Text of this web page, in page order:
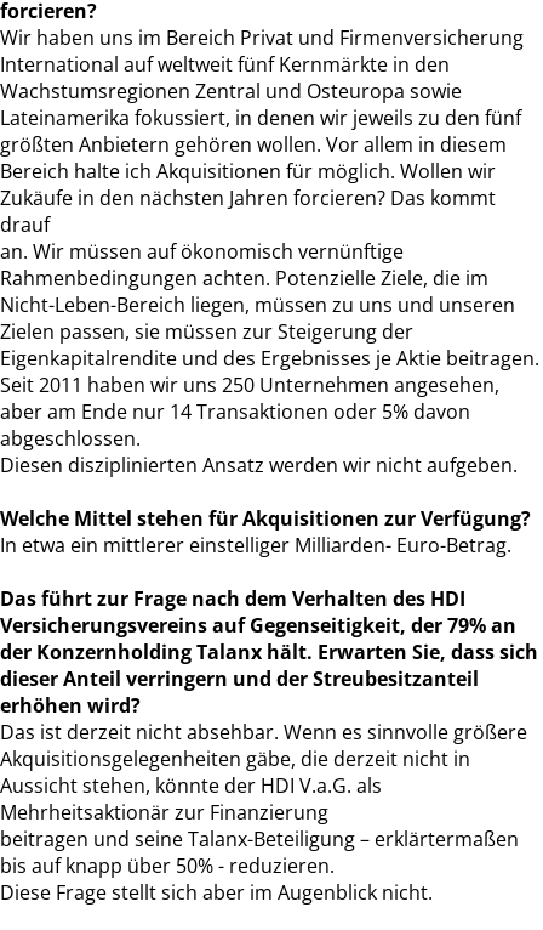
forcieren?
Wir haben uns im Bereich Privat und Firmenversicherung
International auf weltweit fünf Kernmärkte in den
Wachstumsregionen Zentral und Osteuropa sowie
Lateinamerika fokussiert, in denen wir jeweils zu den fünf
größten Anbietern gehören wollen. Vor allem in diesem
Bereich halte ich Akquisitionen für möglich. Wollen wir
Zukäufe in den nächsten Jahren forcieren? Das kommt
drauf
an. Wir müssen auf ökonomisch vernünftige
Rahmenbedingungen achten. Potenzielle Ziele, die im
Nicht-Leben-Bereich liegen, müssen zu uns und unseren
Zielen passen, sie müssen zur Steigerung der
Eigenkapitalrendite und des Ergebnisses je Aktie beitragen.
Seit 2011 haben wir uns 250 Unternehmen angesehen,
aber am Ende nur 14 Transaktionen oder 5% davon
abgeschlossen.
Diesen disziplinierten Ansatz werden wir nicht aufgeben.
Welche Mittel stehen für Akquisitionen zur Verfügung?
In etwa ein mittlerer einstelliger Milliarden- Euro-Betrag.
Das führt zur Frage nach dem Verhalten des HDI
Versicherungsvereins auf Gegenseitigkeit, der 79% an
der Konzernholding Talanx hält. Erwarten Sie, dass sich
dieser Anteil verringern und der Streubesitzanteil
erhöhen wird?
Das ist derzeit nicht absehbar. Wenn es sinnvolle größere
Akquisitionsgelegenheiten gäbe, die derzeit nicht in
Aussicht stehen, könnte der HDI V.a.G. als
Mehrheitsaktionär zur Finanzierung
beitragen und seine Talanx-Beteiligung – erklärtermaßen
bis auf knapp über 50% - reduzieren.
Diese Frage stellt sich aber im Augenblick nicht.